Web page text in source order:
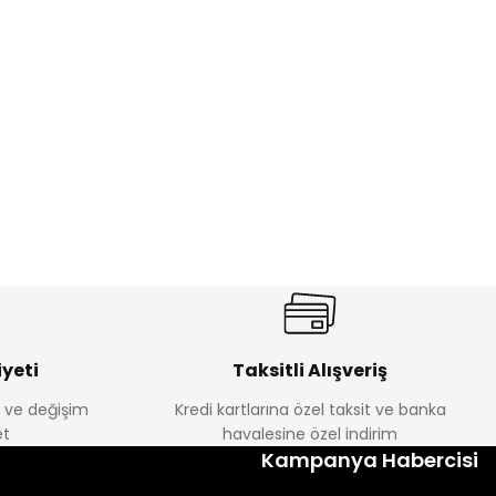
Melra Kız Çocuk Kot Pantolon
%22
Koren Kız Çocuk ve Bebek Tayt
ve değişim
Taksitli Alışveriş
Kredi kartlarına özel taksit ve banka
havalesine özel indirim
Kampanya Habercisi